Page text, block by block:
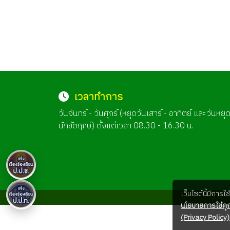
เวลาทำการ
วันจันทร์ - วันศุกร์ (หยุดวันเสาร์ - อาทิตย์ และวันหยุด
นักขัตฤกษ์) ตั้งแต่เวลา 08.30 - 16.30 น.
เว็บไซต์นี้มีการ
นโยบายการใช้
(Privacy Policy)